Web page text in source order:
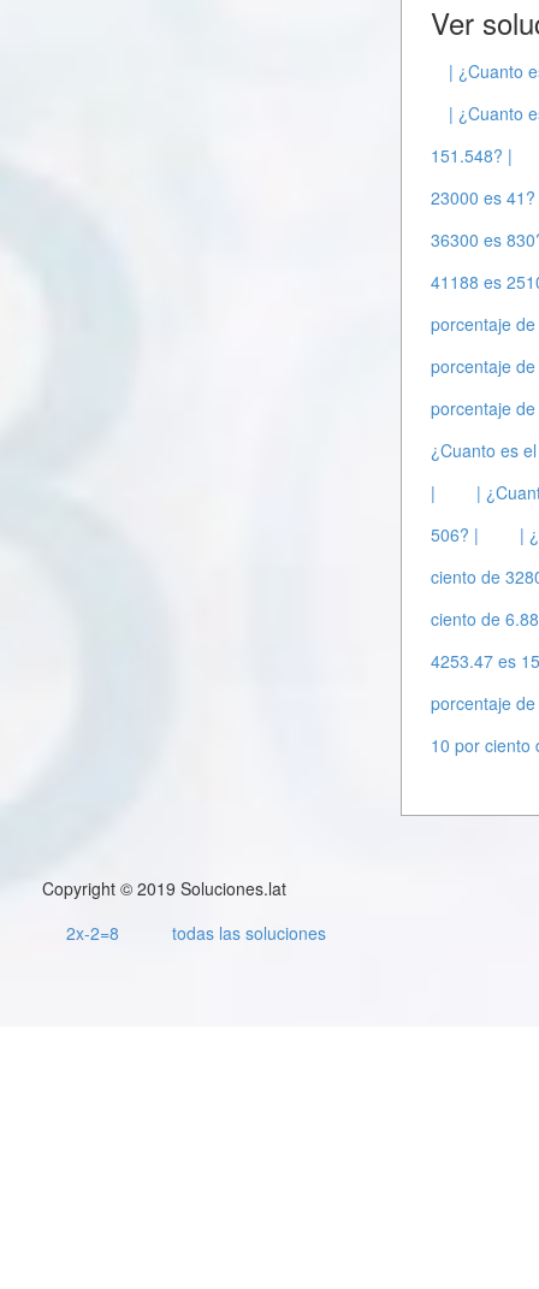
Ver
| ¿Cuanto
| ¿Cuanto
151.548? |
23000 es
36300 es
41188 es
porcentaje
porcentaje
porcentaje
¿Cuanto es
|
|
506? |
|
ciento de
ciento de
4253.47 es
porcentaje
10 por ciento
Copyright © 2019 Soluciones.lat
2x-2=8
todas las soluciones